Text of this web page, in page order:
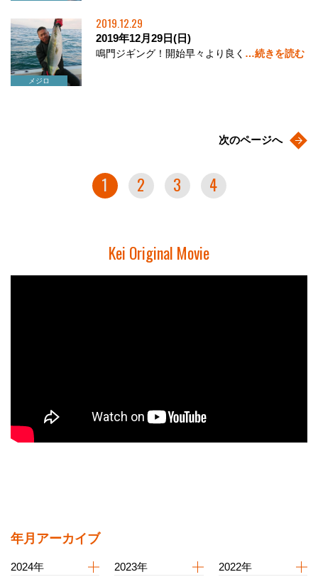
サワラ
ハマチ
ブリ
メジロ
2019.12.29
2019年12月29日(日)
鳴門ジギング！開始早々より良く …続きを読む
1 2 3 4
次のページへ
Kei Original Movie
年月アーカイブ
2024年 2023年
2022年